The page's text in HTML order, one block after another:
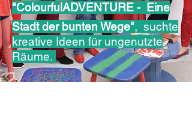
"ColourfulADVENTURE -  Eine
Stadt der bunten Wege", suchte
kreative Ideen für ungenutzte
Räume.